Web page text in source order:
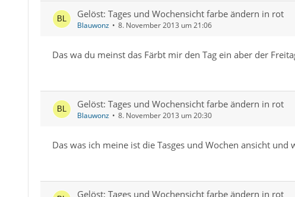
Gelöst: Tages und Wochensicht farbe ändern in rot
Blauwonz 8. November 2013 um 21:06
Das wa du meinst das Färbt mir den Tag ein aber der
Gelöst: Tages und Wochensicht farbe ändern in rot
Blauwonz 8. November 2013 um 20:30
Das was ich meine ist die Tasges und Wochen ansicht
Gelöst: Tages und Wochensicht farbe ändern in rot